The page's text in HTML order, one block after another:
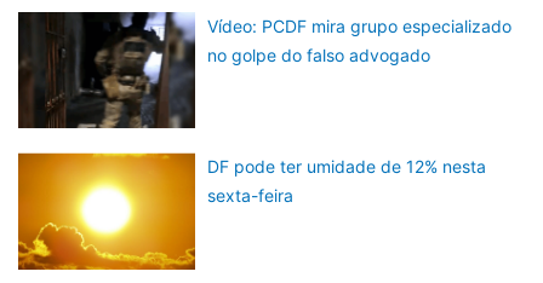
Vídeo: PCDF mira grupo especializado
no golpe do falso advogado
DF pode ter umidade de 12% nesta
sexta-feira